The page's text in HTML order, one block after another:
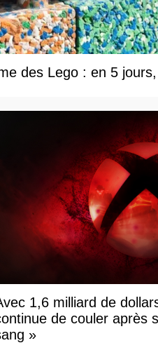
des Lego : en 5
1,6 milliard de
de couler après
»